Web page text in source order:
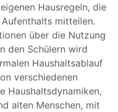
Hausregeln, die
mitteilen.
über die Nutzung
den Schülern wird
Haushaltsablauf
verschiedenen
Haushaltsdynamiken,
alten Menschen, mit